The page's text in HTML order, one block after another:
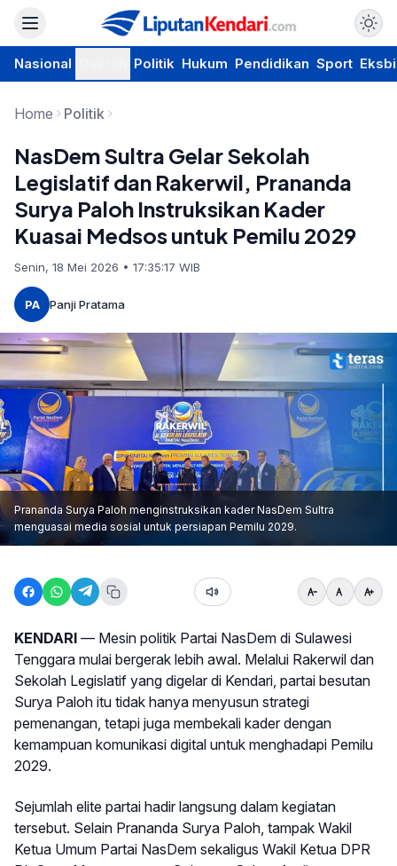
Nasional Politik Hukum Pendidikan Sport
Home Politik
NasDem Sultra Gelar Sekolah
Legislatif dan Rakerwil, Prananda
Surya Paloh Instruksikan Kader
Kuasai Medsos untuk Pemilu 2029
Senin, 18 Mei 2026 • 17:35:17 WIB
PA Panji Pratama
Prananda Surya Paloh menginstruksikan kader NasDem Sultra
menguasai media sosial untuk persiapan Pemilu 2029.
KENDARI — Mesin politik Partai NasDem di Sulawesi
Tenggara mulai bergerak lebih awal. Melalui Rakerwil dan
Sekolah Legislatif yang digelar di Kendari, partai besutan
Surya Paloh itu tidak hanya menyusun strategi
pemenangan, tetapi juga membekali kader dengan
kemampuan komunikasi digital untuk menghadapi Pemilu
2029.
Sejumlah elite partai hadir langsung dalam kegiatan
tersebut. Selain Prananda Surya Paloh, tampak Wakil
Ketua Umum Partai NasDem sekaligus Wakil Ketua DPR